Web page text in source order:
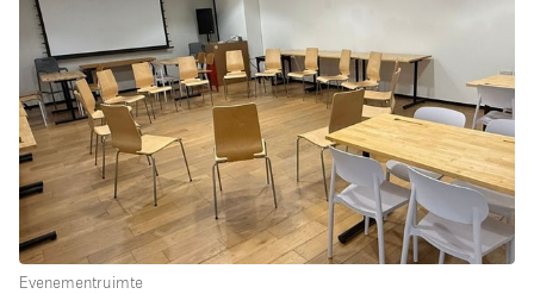
Evenementruimte